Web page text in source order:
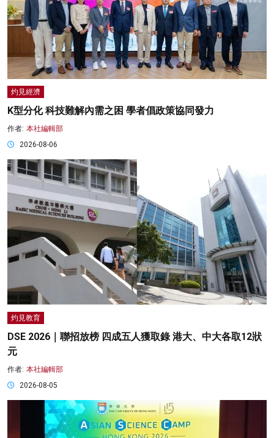
灼見經濟
K型分化 科技難解內需之困 學者倡政策協同發力
作者: 本社編輯部
2026-08-06
灼見教育
DSE 2026｜聯招放榜 四成五人獲取錄 港大、中大各取12狀
元
作者: 本社編輯部
2026-08-05